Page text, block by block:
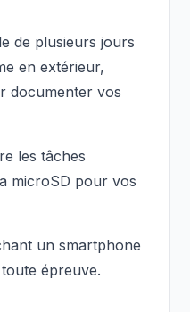
de plusieurs jours
en extérieur,
documenter vos
les tâches
microSD pour vos
un smartphone
épreuve.